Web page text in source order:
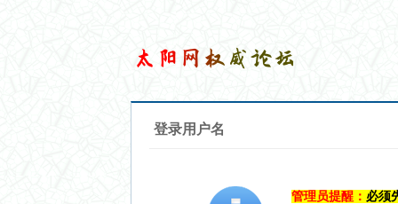
登录用户名
管理员提醒： 必须